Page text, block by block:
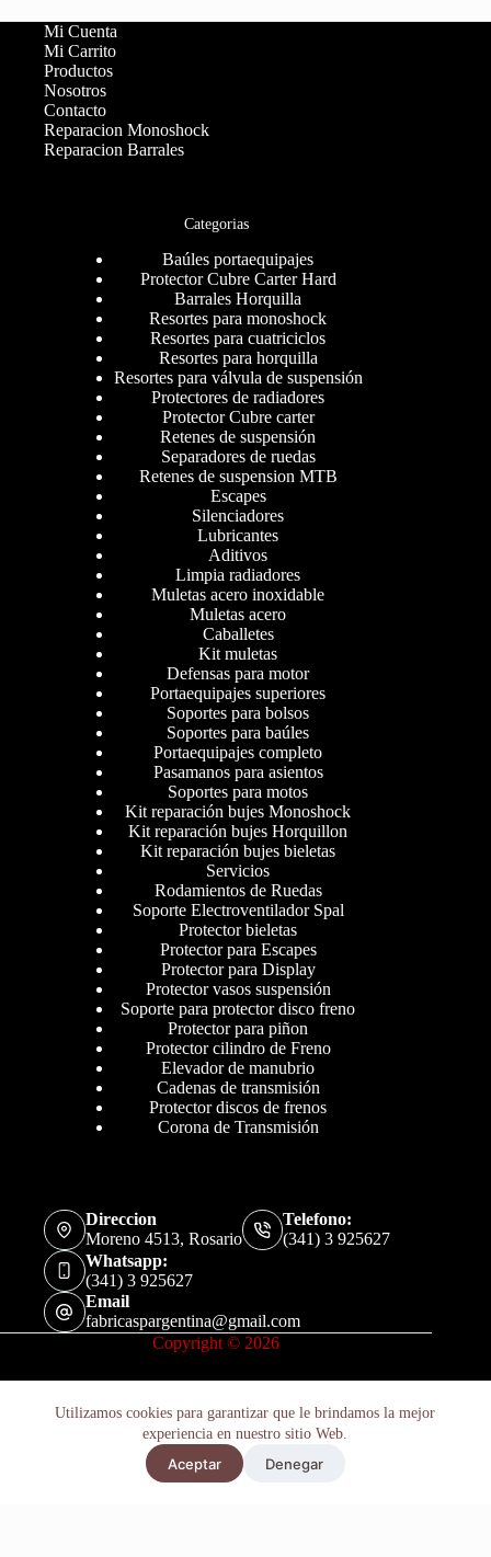
Utilizamos cookies para garantizar que le brindamos la mejor
experiencia en nuestro sitio Web.
Aceptar Denegar
Mi Cuenta
Mi Carrito
Productos
Nosotros
Contacto
Reparacion Monoshock
Reparacion Barrales
Categorias
Baúles portaequipajes
Protector Cubre Carter Hard
Barrales Horquilla
Resortes para monoshock
Resortes para cuatriciclos
Resortes para horquilla
Resortes para válvula de suspensión
Protectores de radiadores
Protector Cubre carter
Retenes de suspensión
Separadores de ruedas
Retenes de suspension MTB
Escapes
Silenciadores
Lubricantes
Aditivos
Limpia radiadores
Muletas acero inoxidable
Muletas acero
Caballetes
Kit muletas
Defensas para motor
Portaequipajes superiores
Soportes para bolsos
Soportes para baúles
Portaequipajes completo
Pasamanos para asientos
Soportes para motos
Kit reparación bujes Monoshock
Kit reparación bujes Horquillon
Kit reparación bujes bieletas
Servicios
Rodamientos de Ruedas
Soporte Electroventilador Spal
Protector bieletas
Protector para Escapes
Protector para Display
Protector vasos suspensión
Soporte para protector disco freno
Protector para piñon
Protector cilindro de Freno
Elevador de manubrio
Cadenas de transmisión
Protector discos de frenos
Corona de Transmisión
Direccion
Moreno 4513, Rosario
Telefono:
(341) 3 925627
Whatsapp:
(341) 3 925627
Email
fabricaspargentina@gmail.com
Copyright © 2026